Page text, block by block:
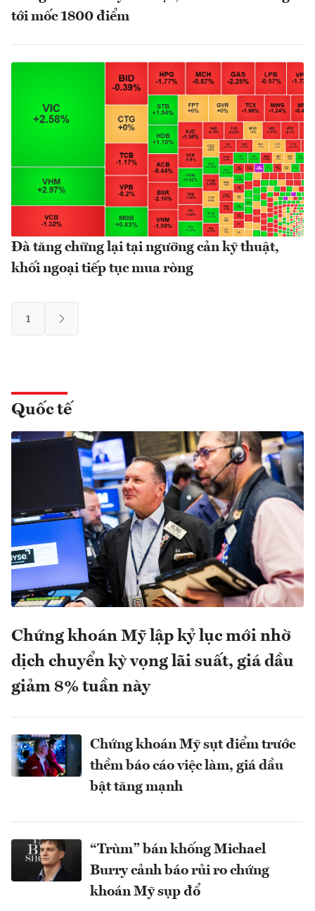
tới mốc 1800 điểm
Đà tăng chững lại tại ngưỡng cản kỹ thuật,
khối ngoại tiếp tục mua ròng
1
Quốc tế
Chứng khoán Mỹ lập kỷ lục mới nhờ
dịch chuyển kỳ vọng lãi suất, giá dầu
giảm 8% tuần này
Chứng khoán Mỹ sụt điểm trước
thềm báo cáo việc làm, giá dầu
bật tăng mạnh
“Trùm” bán khống Michael
Burry cảnh báo rủi ro chứng
khoán Mỹ sụp đổ